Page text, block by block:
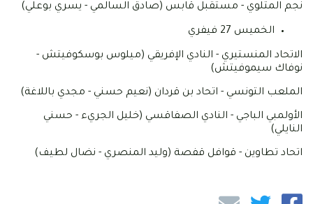
نجم المتلوي - مستقبل قابس (صادق السالمي - يسري بوعلي)
الخميس 27 فيفري
الاتحاد المنستيري - النادي الإفريقي (ميلوس بوسكوفيتش -
نوفاك سيموفيتش)
الملعب التونسي - اتحاد بن قردان (نعيم حسني - مجدي باللاغة)
الأولمبي الباجي - النادي الصفاقسي (خليل الجريء - حسني
النايلي)
اتحاد تطاوين - قوافل قفصة (وليد المنصري - نضال لطيف)